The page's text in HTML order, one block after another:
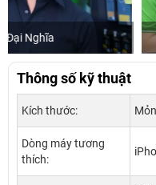
Khách mua
Thông số kỹ thuật
Kích thước:
Dòng máy tương
thích: